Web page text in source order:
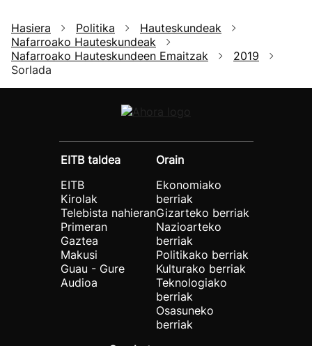
Hasiera Politika
Hauteskundeak
Nafarroako Hauteskundeak
Nafarroako Hauteskundeen Emaitzak
2019
Sorlada
EITB taldea
EITB
Kirolak
Telebista nahieran
Primeran
Gaztea
Makusi
Guau - Gure
Audioa
Orain
Ekonomiako
berriak
Gizarteko berriak
Nazioarteko
berriak
Politikako berriak
Kulturako berriak
Teknologiako
berriak
Osasuneko
berriak